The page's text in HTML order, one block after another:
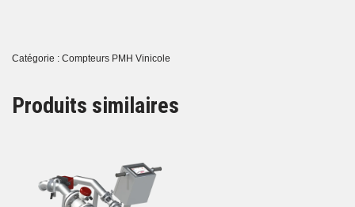
Catégorie : Compteurs PMH Vinicole
Produits similaires